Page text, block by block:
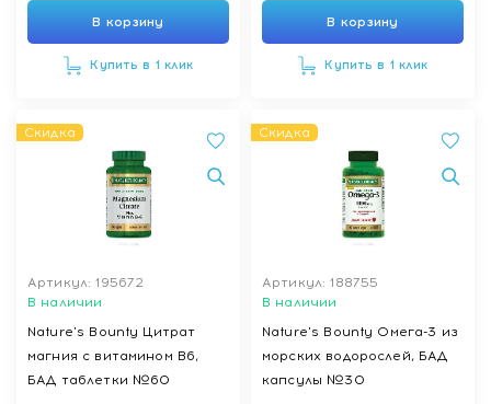
В корзину
Купить в 1 клик
В корзину
Купить в 1 клик
Скидка
Артикул: 195672
В наличии
Nature's Bounty Цитрат
магния с витамином В6,
БАД таблетки №60
Скидка
Артикул: 188755
В наличии
Nature's Bounty Омега-3 из
морских водорослей, БАД
капсулы №30